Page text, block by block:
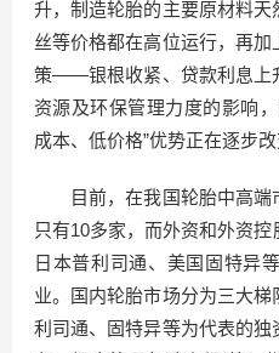
升，制造轮胎的主要原材料
丝等价格都在高位运行，再
策——银根收紧、贷款利息上
资源及环保管理力度的影响
成本、低价格”优势正在逐步改
目前，在我国轮胎中高端
只有10多家，而外资和外资控
日本普利司通、美国固特异
业。国内轮胎市场分为三大
利司通、固特异等为代表的